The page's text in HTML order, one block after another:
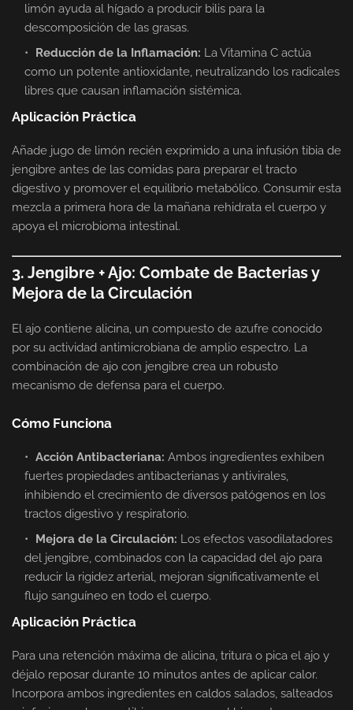
limón ayuda al hígado a producir bilis para la
descomposición de las grasas.
Reducción de la Inflamación: La Vitamina C actúa
como un potente antioxidante, neutralizando los radicales
libres que causan inflamación sistémica.
Aplicación Práctica
Añade jugo de limón recién exprimido a una infusión tibia de
jengibre antes de las comidas para preparar el tracto
digestivo y promover el equilibrio metabólico. Consumir esta
mezcla a primera hora de la mañana rehidrata el cuerpo y
apoya el microbioma intestinal.
3. Jengibre + Ajo: Combate de Bacterias y
Mejora de la Circulación
El ajo contiene alicina, un compuesto de azufre conocido
por su actividad antimicrobiana de amplio espectro. La
combinación de ajo con jengibre crea un robusto
mecanismo de defensa para el cuerpo.
Cómo Funciona
Acción Antibacteriana: Ambos ingredientes exhiben
fuertes propiedades antibacterianas y antivirales,
inhibiendo el crecimiento de diversos patógenos en los
tractos digestivo y respiratorio.
Mejora de la Circulación: Los efectos vasodilatadores
del jengibre, combinados con la capacidad del ajo para
reducir la rigidez arterial, mejoran significativamente el
flujo sanguíneo en todo el cuerpo.
Aplicación Práctica
Para una retención máxima de alicina, tritura o pica el ajo y
déjalo reposar durante 10 minutos antes de aplicar calor.
Incorpora ambos ingredientes en caldos salados, salteados